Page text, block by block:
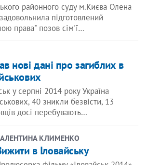
районного суду м.Києва Олена
підготовлений
права" позов сім'ї…
нові дані про загиблих в
у серпні 2014 року Україна
40 зникли безвісти, 13
досі перебувають…
КЛИМЕНКО
в Іловайську